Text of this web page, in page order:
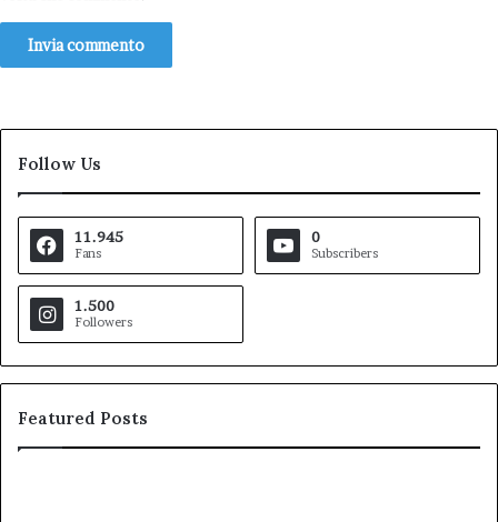
Follow Us
11.945
Fans
0
Subscribers
1.500
Followers
Featured Posts